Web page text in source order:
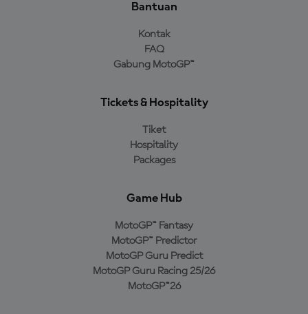
Bantuan
Kontak
FAQ
Gabung MotoGP™
Tickets & Hospitality
Tiket
Hospitality
Packages
Game Hub
MotoGP™ Fantasy
MotoGP™ Predictor
MotoGP Guru Predict
MotoGP Guru Racing 25/26
MotoGP™26